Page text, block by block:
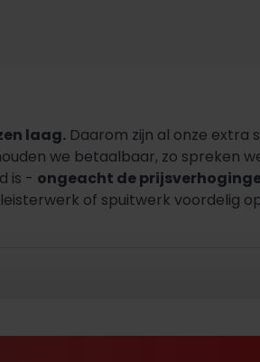
laag. Daarom zijn al onze extra
we betaalbaar, zo spreken
is - ongeacht de
of spuitwerk voordelig